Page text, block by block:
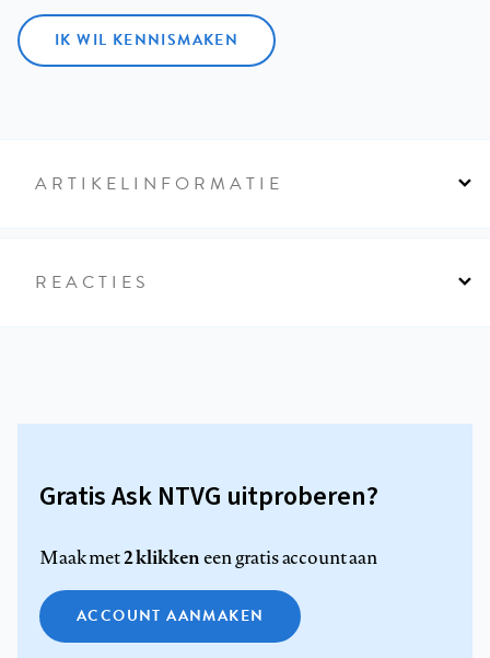
IK WIL KENNISMAKEN
ARTIKELINFORMATIE
REACTIES
Gratis Ask NTVG uitproberen?
Maak met2 klikkeneen gratis account aan
ACCOUNT AANMAKEN